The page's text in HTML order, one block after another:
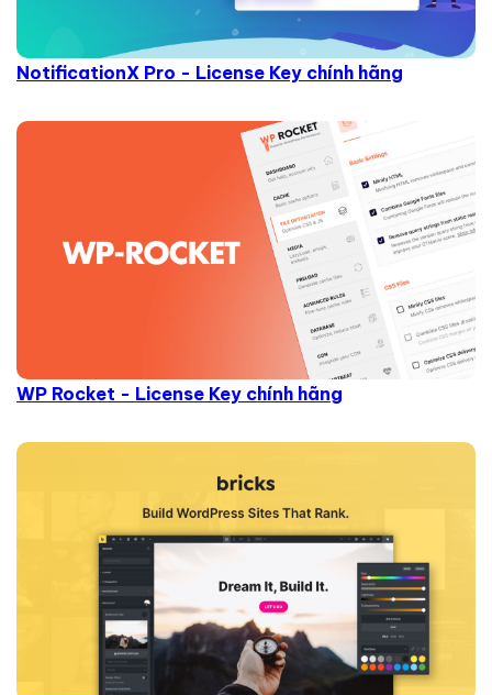
NotificationX Pro - License Key chính hãng
WP Rocket - License Key chính hãng